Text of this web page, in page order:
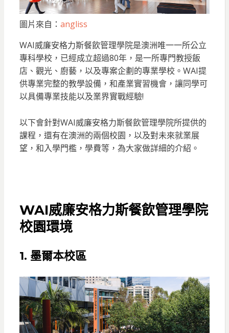
圖片來自： angliss
WAI威廉安格力斯餐飲管理學院是澳洲唯一一所公立
專科學校，已經成立超過80年，是一所專門教授飯
店、觀光、廚藝，以及專案企劃的專業學校。WAI提
供專業完整的教學設備，和產業實習機會，讓同學可
以具備專業技能以及業界實戰經驗!
以下會針對WAI威廉安格力斯餐飲管理學院所提供的
課程，還有在澳洲的兩個校園，以及對未來就業展
望，和入學門檻，學費等，為大家做詳細的介紹。
WAI威廉安格力斯餐飲管理學院
校園環境
1. 墨爾本校區